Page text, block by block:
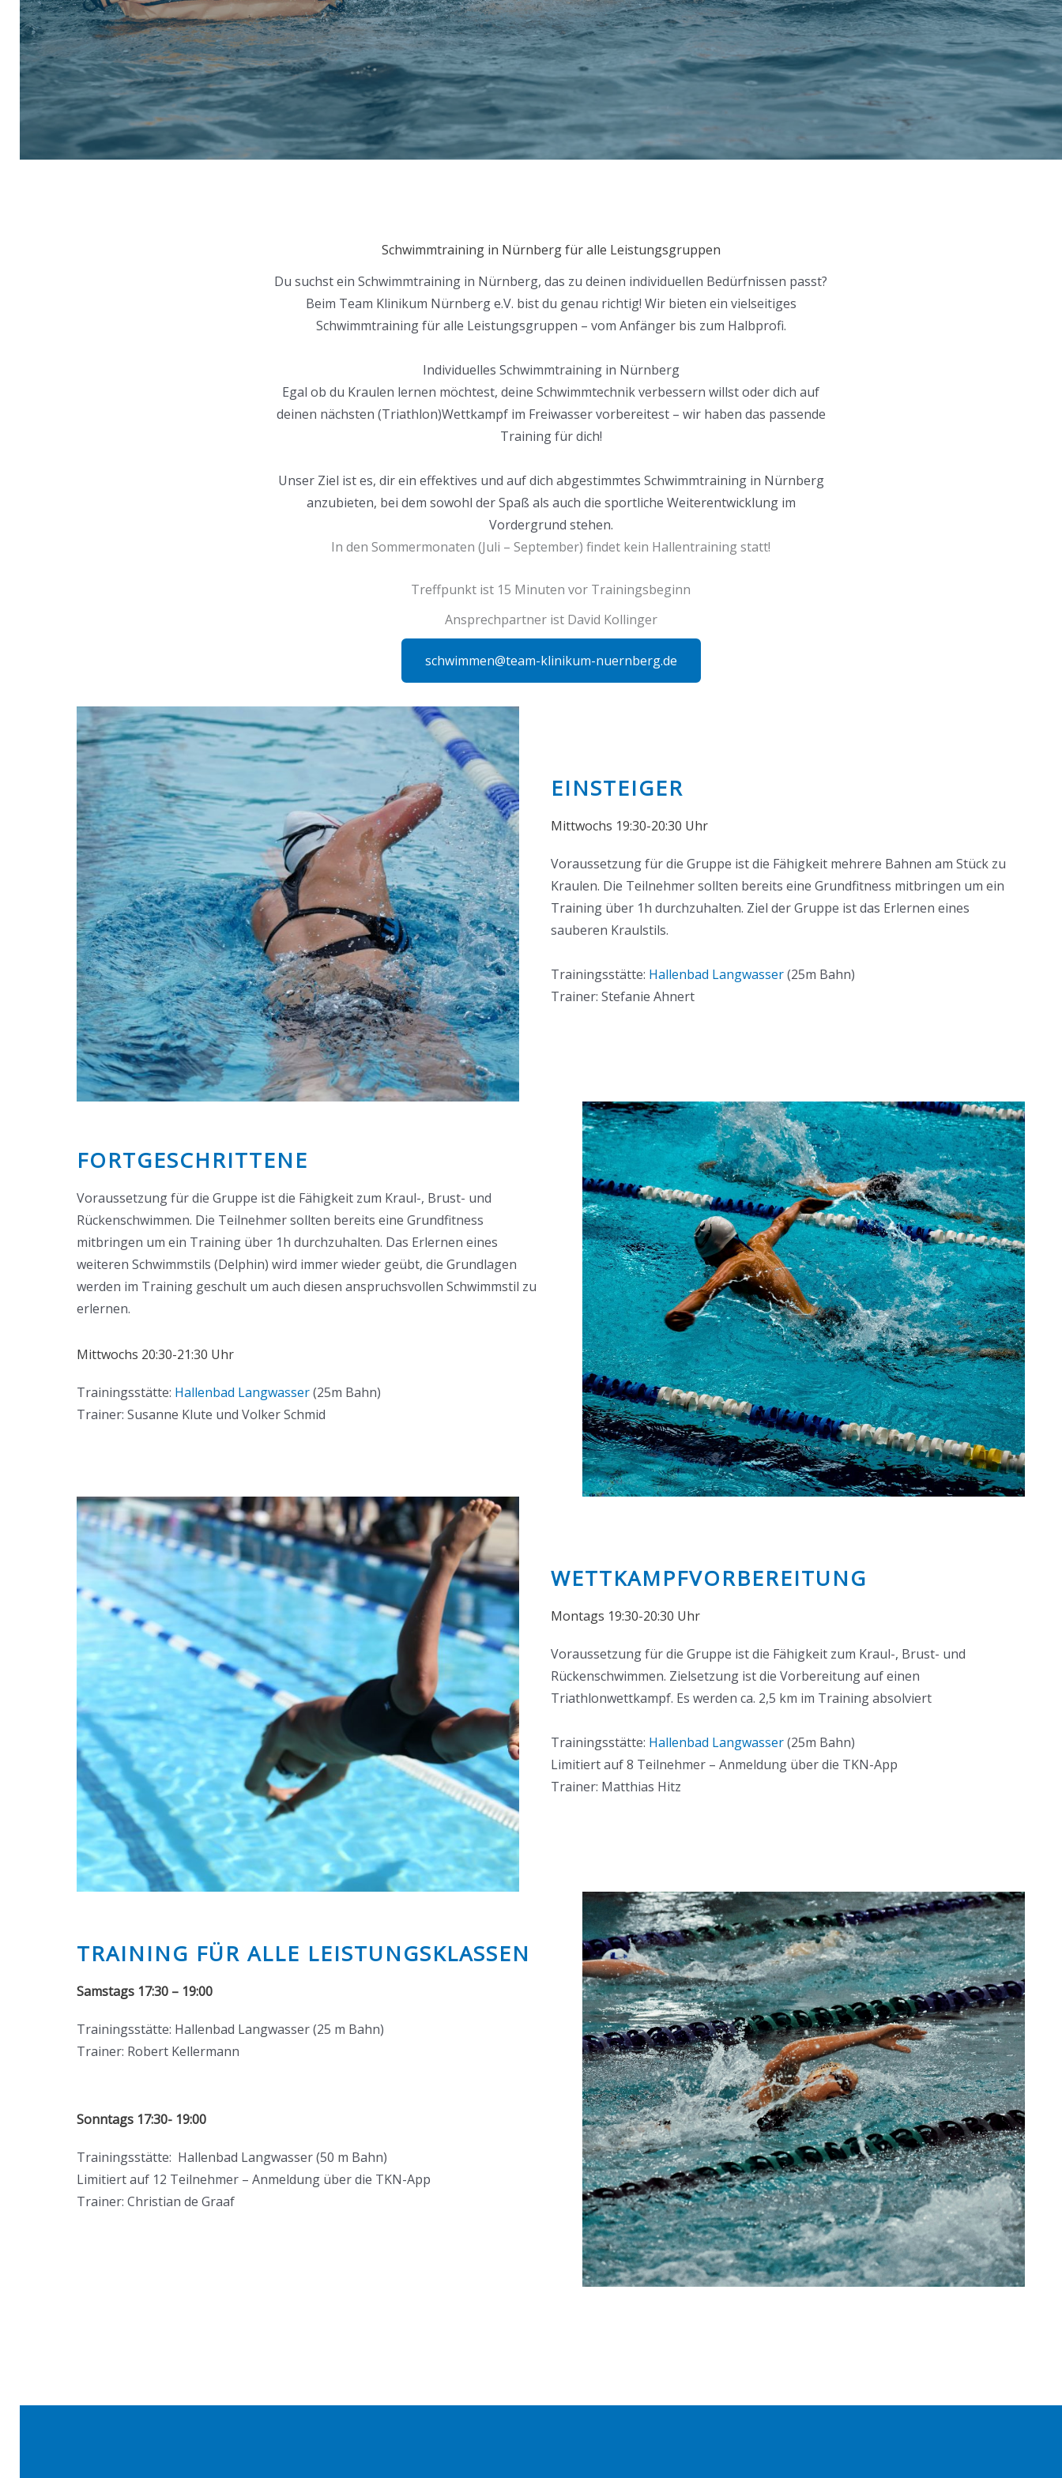
Schwimmtraining in Nürnberg für alle Leistungsgruppen
Du suchst ein Schwimmtraining in Nürnberg, das zu deinen individuellen Bedürfnissen passt?
Beim Team Klinikum Nürnberg e.V. bist du genau richtig! Wir bieten ein vielseitiges
Schwimmtraining für alle Leistungsgruppen – vom Anfänger bis zum Halbprofi.
Individuelles Schwimmtraining in Nürnberg
Egal ob du Kraulen lernen möchtest, deine Schwimmtechnik verbessern willst oder dich auf
deinen nächsten (Triathlon)Wettkampf im Freiwasser vorbereitest – wir haben das passende
Training für dich!
Unser Ziel ist es, dir ein effektives und auf dich abgestimmtes Schwimmtraining in Nürnberg
anzubieten, bei dem sowohl der Spaß als auch die sportliche Weiterentwicklung im
Vordergrund stehen.
In den Sommermonaten (Juli – September) findet kein Hallentraining statt!
Treffpunkt ist 15 Minuten vor Trainingsbeginn
Ansprechpartner ist David Kollinger
schwimmen@team-klinikum-nuernberg.de
EINSTEIGER
Mittwochs 19:30-20:30 Uhr
Voraussetzung für die Gruppe ist die Fähigkeit mehrere Bahnen am Stück zu
Kraulen. Die Teilnehmer sollten bereits eine Grundfitness mitbringen um ein
Training über 1h durchzuhalten. Ziel der Gruppe ist das Erlernen eines
sauberen Kraulstils.
Trainingsstätte: Hallenbad Langwasser(25m Bahn)
Trainer: Stefanie Ahnert
FORTGESCHRITTENE
Voraussetzung für die Gruppe ist die Fähigkeit zum Kraul-, Brust- und
Rückenschwimmen. Die Teilnehmer sollten bereits eine Grundfitness
mitbringen um ein Training über 1h durchzuhalten. Das Erlernen eines
weiteren Schwimmstils (Delphin) wird immer wieder geübt, die Grundlagen
werden im Training geschult um auch diesen anspruchsvollen Schwimmstil zu
erlernen.
Mittwochs 20:30-21:30 Uhr
Trainingsstätte: Hallenbad Langwasser(25m Bahn)
Trainer: Susanne Klute und Volker Schmid
WETTKAMPFVORBEREITUNG
Montags 19:30-20:30 Uhr
Voraussetzung für die Gruppe ist die Fähigkeit zum Kraul-, Brust- und
Rückenschwimmen. Zielsetzung ist die Vorbereitung auf einen
Triathlonwettkampf. Es werden ca. 2,5 km im Training absolviert
Trainingsstätte: Hallenbad Langwasser(25m Bahn)
Limitiert auf 8 Teilnehmer – Anmeldung über die TKN-App
Trainer: Matthias Hitz
TRAINING FÜR ALLE LEISTUNGSKLASSEN
Samstags 17:30 – 19:00
Trainingsstätte: Hallenbad Langwasser (25 m Bahn)
Trainer: Robert Kellermann
Sonntags 17:30- 19:00
Trainingsstätte: Hallenbad Langwasser (50 m Bahn)
Limitiert auf 12 Teilnehmer – Anmeldung über die TKN-App
Trainer: Christian de Graaf